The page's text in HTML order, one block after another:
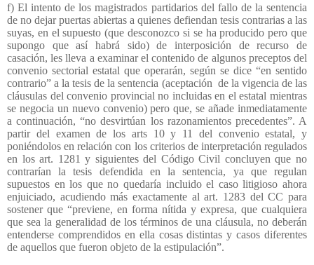
f) El intento de los magistrados partidarios del fallo de la sentencia
de no dejar puertas abiertas a quienes defiendan tesis contrarias a las
suyas, en el supuesto (que desconozco si se ha producido pero que
supongo que así habrá sido) de interposición de recurso de
casación, les lleva a examinar el contenido de algunos preceptos del
convenio sectorial estatal que operarán, según se dice “en sentido
contrario” a la tesis de la sentencia (aceptación de la vigencia de las
cláusulas del convenio provincial no incluidas en el estatal mientras
se negocia un nuevo convenio) pero que, se añade inmediatamente
a continuación, “no desvirtúan los razonamientos precedentes”. A
partir del examen de los arts 10 y 11 del convenio estatal, y
poniéndolos en relación con los criterios de interpretación regulados
en los art. 1281 y siguientes del Código Civil concluyen que no
contrarían la tesis defendida en la sentencia, ya que regulan
supuestos en los que no quedaría incluido el caso litigioso ahora
enjuiciado, acudiendo más exactamente al art. 1283 del CC para
sostener que “previene, en forma nítida y expresa, que cualquiera
que sea la generalidad de los términos de una cláusula, no deberán
entenderse comprendidos en ella cosas distintas y casos diferentes
de aquellos que fueron objeto de la estipulación”.